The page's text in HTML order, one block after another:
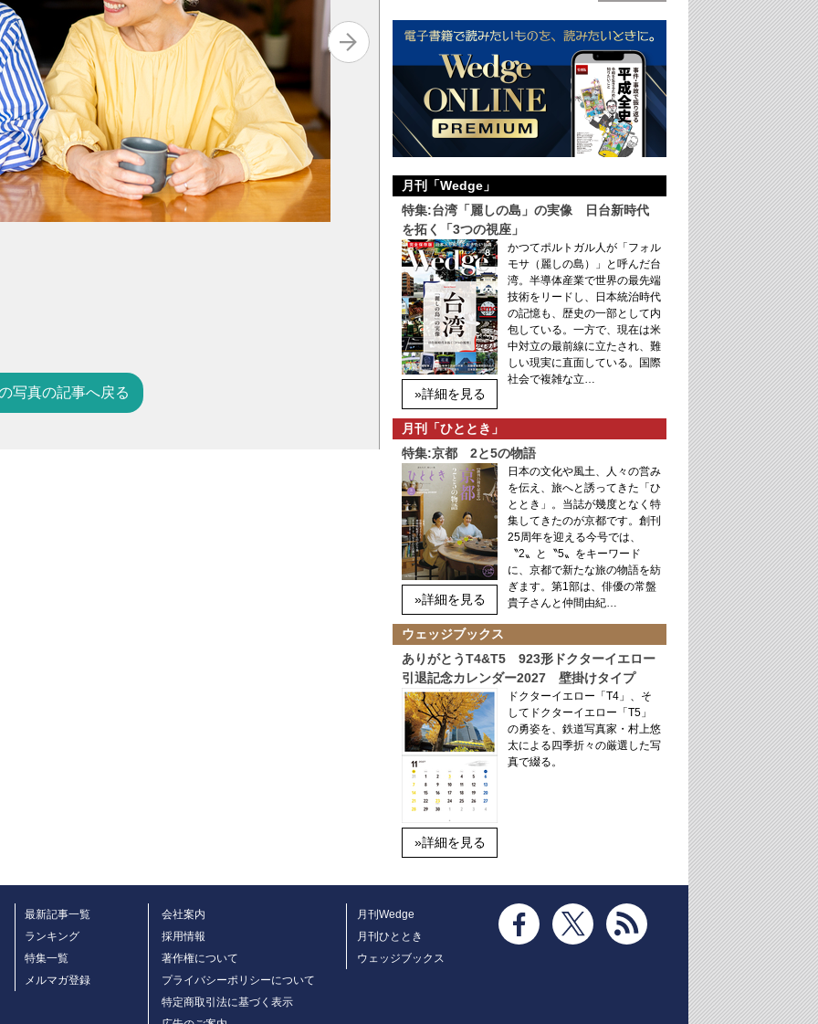
写真の記事へ戻る
月刊「Wedge」
特集:台湾「麗しの島」の実像 日台新時代
を拓く「3つの視座」
»詳細を見る
かつてポルトガル人が「フォル
モサ（麗しの島）」と呼んだ台
湾。半導体産業で世界の最先端
技術をリードし、日本統治時代
の記憶も、歴史の一部として内
包している。一方で、現在は米
中対立の最前線に立たされ、難
しい現実に直面している。国際
社会で複雑な立…
月刊「ひととき」
特集:京都 2と5の物語
»詳細を見る
日本の文化や風土、人々の営み
を伝え、旅へと誘ってきた「ひ
ととき」。当誌が幾度となく特
集してきたのが京都です。創刊
25周年を迎える今号では、
〝2〟と〝5〟をキーワード
に、京都で新たな旅の物語を紡
ぎます。第1部は、俳優の常盤
貴子さんと仲間由紀…
ウェッジブックス
ありがとうT4&T5 923形ドクターイエロー
引退記念カレンダー2027 壁掛けタイプ
»詳細を見る
ドクターイエロー「T4」、そ
してドクターイエロー「T5」
の勇姿を、鉄道写真家・村上悠
太による四季折々の厳選した写
真で綴る。
最新記事一覧
ランキング
特集一覧
メルマガ登録
会社案内
採用情報
著作権について
プライバシーポリシーについて
特定商取引法に基づく表示
月刊Wedge
月刊ひととき
ウェッジブックス